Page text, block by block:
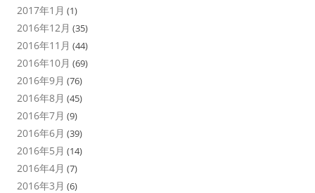
2017年1月 (1)
2016年12月 (35)
2016年11月 (44)
2016年10月 (69)
2016年9月 (76)
2016年8月 (45)
2016年7月 (9)
2016年6月 (39)
2016年5月 (14)
2016年4月 (7)
2016年3月 (6)